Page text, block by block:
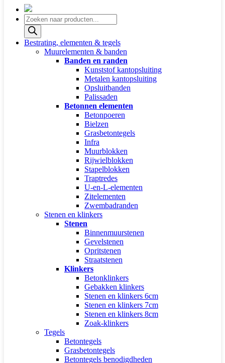
Producten
zoeken
Bestrating, elementen & tegels
Muurelementen & banden
Banden en randen
Kunststof kantopsluiting
Metalen kantopsluiting
Opsluitbanden
Palissaden
Betonnen elementen
Betonpoeren
Bielzen
Grasbetontegels
Infra
Muurblokken
Rijwielblokken
Stapelblokken
Traptredes
U-en-L-elementen
Zitelementen
Zwembadranden
Stenen en klinkers
Stenen
Binnenmuurstenen
Gevelstenen
Opritstenen
Straatstenen
Klinkers
Betonklinkers
Gebakken klinkers
Stenen en klinkers 6cm
Stenen en klinkers 7cm
Stenen en klinkers 8cm
Zoak-klinkers
Tegels
Betontegels
Grasbetontegels
Betontegels benodigdheden